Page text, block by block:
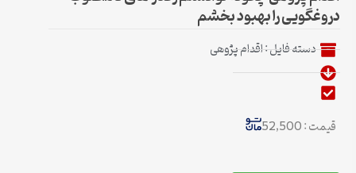
دروغگویی را بهبود بخشم
دسته فایل :اقدام پژوهی
قیمت : 52,500